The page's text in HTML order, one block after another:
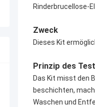
Rinderbrucellose-
Zweck
Dieses Kit
Prinzip des
Das Kit misst den
beschichten,
Waschen und